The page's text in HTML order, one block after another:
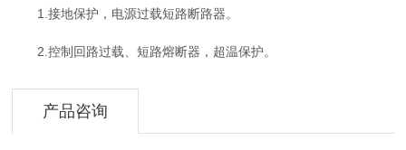
1.接地保护，电源过载短路断路器。
2.控制回路过载、短路熔断器，超温保护。
产品咨询